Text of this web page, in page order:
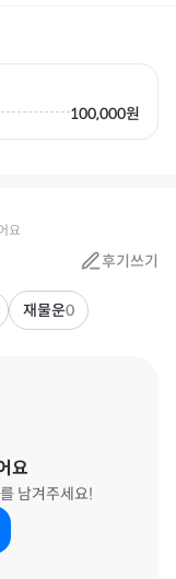
100,000원
요
후기쓰기
재물운0
요
남겨주세요!